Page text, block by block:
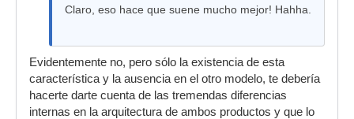
Claro, eso hace que suene mucho mejor! Hahha.
Evidentemente no, pero sólo la existencia de esta
característica y la ausencia en el otro modelo, te debería
hacerte darte cuenta de las tremendas diferencias
internas en la arquitectura de ambos productos y que lo